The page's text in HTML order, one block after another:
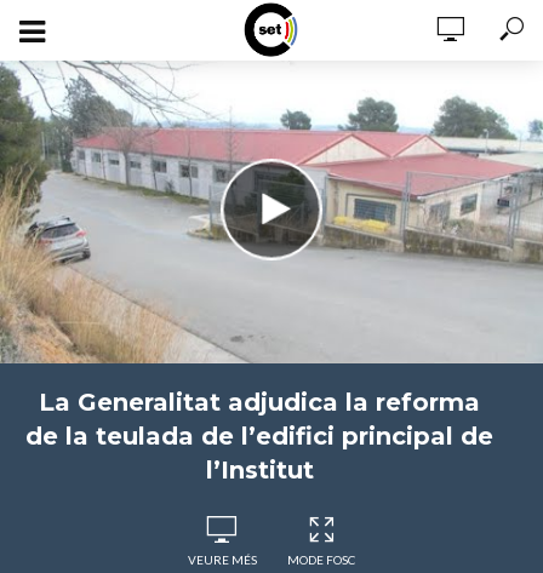
La Generalitat adjudica la reforma
de la teulada de l’edifici principal de
l’Institut
VEURE MÉS
MODE FOSC